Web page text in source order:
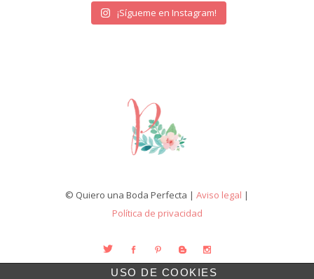
¡Sígueme en Instagram!
© Quiero una Boda Perfecta | Aviso legal |
Política de privacidad
USO DE COOKIES